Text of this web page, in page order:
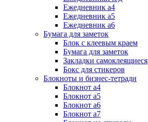
Ежедневник а4
Ежедневник а5
Ежедневник а6
Бумага для заметок
Блок с клеевым краем
Бумага для заметок
Закладки самоклеящиеся
Бокс для стикеров
Блокноты и бизнес-тетради
Блокнот а4
Блокнот а5
Блокнот а6
Блокнот а7